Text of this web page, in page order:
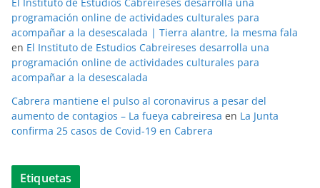
programación online de actividades culturales para
acompañar a la desescalada | Tierra alantre, la mesma fala
en El Instituto de Estudios Cabreireses desarrolla una
programación online de actividades culturales para
acompañar a la desescalada
Cabrera mantiene el pulso al coronavirus a pesar del
aumento de contagios – La fueya cabreiresa en La Junta
confirma 25 casos de Covid-19 en Cabrera
Etiquetas